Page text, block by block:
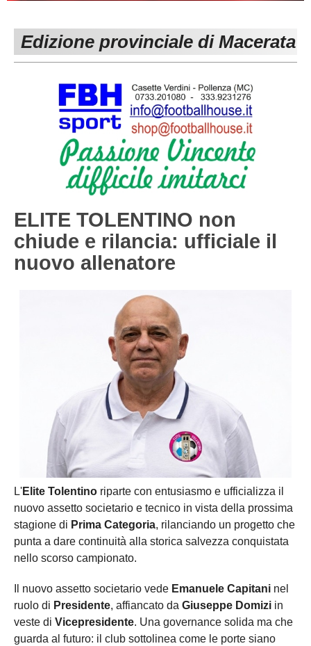
Carica la tua Rosa
1^ CATEGORIA
3^ CATEGORIA
GIOVANILI
Edizione provinciale di Macerata
ELITE TOLENTINO non
chiude e rilancia: ufficiale il
nuovo allenatore
L'Elite Tolentino riparte con entusiasmo e ufficializza il
nuovo assetto societario e tecnico in vista della prossima
stagione di Prima Categoria, rilanciando un progetto che
punta a dare continuità alla storica salvezza conquistata
nello scorso campionato.
Il nuovo assetto societario vede Emanuele Capitani nel
ruolo di Presidente, affiancato da Giuseppe Domizi in
veste di Vicepresidente. Una governance solida ma che
guarda al futuro: il club sottolinea come le porte siano